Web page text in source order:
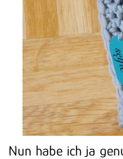
Nun habe ich ja